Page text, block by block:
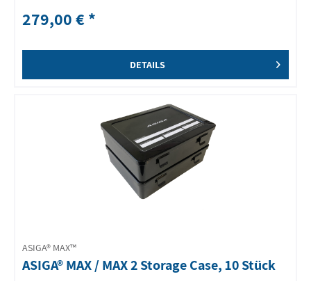
279,00 € *
DETAILS
ASIGA® MAX™
ASIGA® MAX / MAX 2 Storage Case, 10 Stück